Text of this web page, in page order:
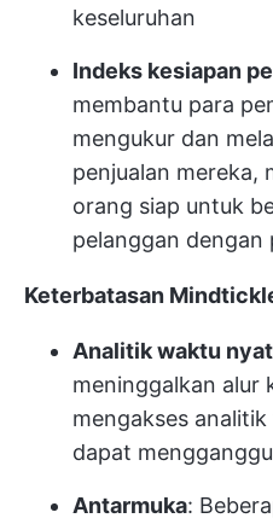
keseluruhan
Indeks kesiapan
membantu para
mengukur dan
penjualan mereka,
orang siap untuk
pelanggan dengan
Keterbatasan
Analitik waktu
meninggalkan alur
mengakses
dapat
Antarmuka: